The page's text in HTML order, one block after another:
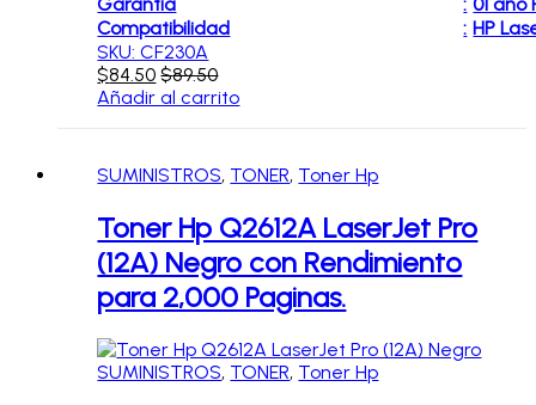
Compatibilidad
: HP
SKU: CF230A
$84.50 $89.50
Añadir al carrito
SUMINISTROS, TONER, Toner Hp
Toner Hp Q2612A LaserJet Pro
(12A) Negro con Rendimiento
para 2,000 Paginas.
SUMINISTROS, TONER, Toner Hp